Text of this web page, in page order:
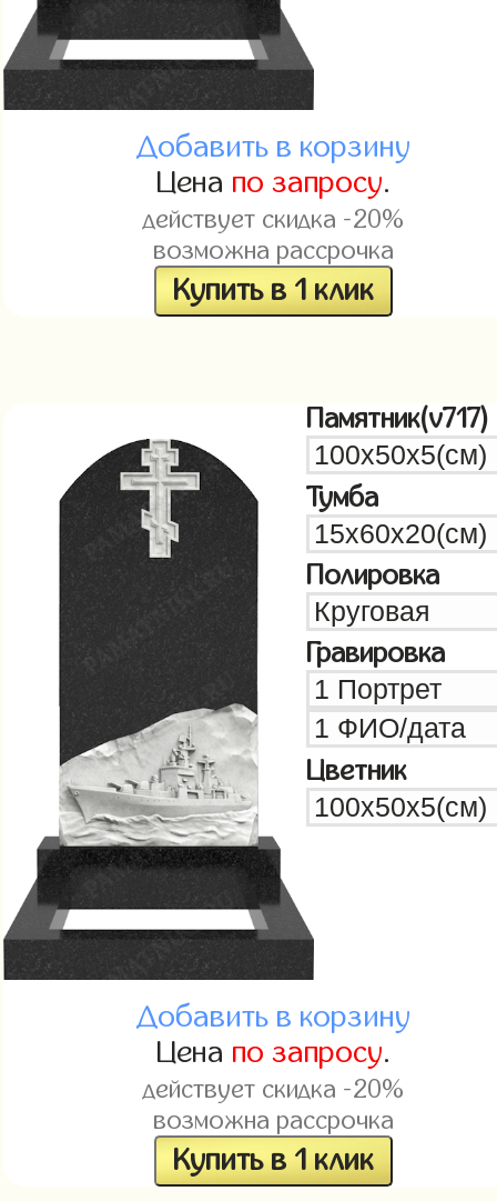
Добавить в корзину
Цена по запросу.
действует скидка -20%
возможна рассрочка
Купить в 1 клик
Памятник(v717)
Тумба
Полировка
Гравировка
Цветник
Добавить в корзину
Цена по запросу.
действует скидка -20%
возможна рассрочка
Купить в 1 клик